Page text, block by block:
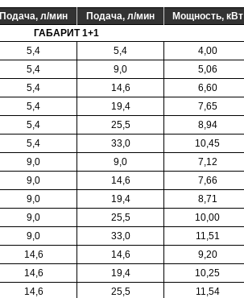
Подача, л/мин Подача, л/мин Мощность, кВт
ГАБАРИТ 1+1
5,4 5,4 4,00
5,4 9,0
5,06
5,4 14,6
6,60
5,4 19,4
7,65
5,4 25,5
8,94
5,4 33,0
10,45
9,0 9,0
7,12
9,0 14,6
7,66
9,0 19,4
8,71
9,0 25,5
10,00
9,0 33,0
11,51
14,6 14,6
9,20
14,6 19,4
10,25
14,6 25,5
11,54